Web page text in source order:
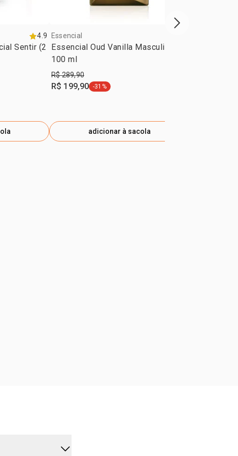
4.9
Sentir (2
Essencial
Essencial Oud Vanilla Masculino
100 ml
R$ 289,90
R$ 199,90 etiqueta -31%
-31%
adicionar à sacola
próxima vitrine